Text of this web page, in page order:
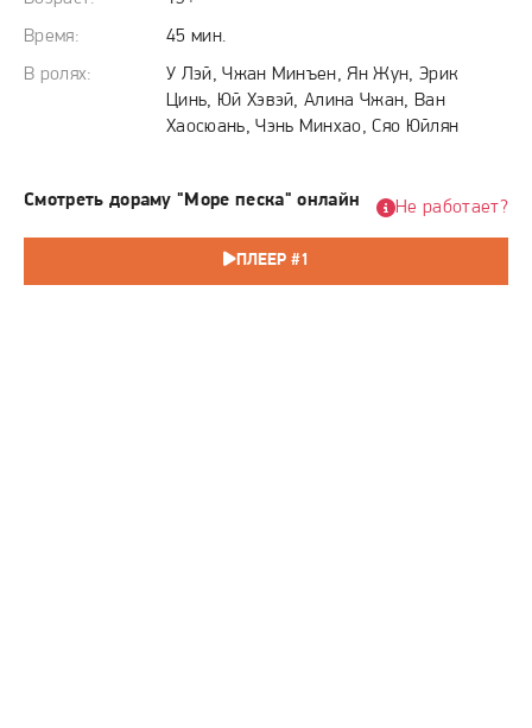
решение которой было предписано тысячелетия назад,
начиная титаническую борьбу против неумолимого рока.
Время:
45 мин.
В ролях:
У Лэй, Чжан Минъен, Ян Жун, Эрик
Цинь, Юй Хэвэй, Алина Чжан, Ван
Хаосюань, Чэнь Минхао, Сяо Юйлян
Смотреть дораму "Море песка" онлайн
ПЛЕЕР #1
Не работает?